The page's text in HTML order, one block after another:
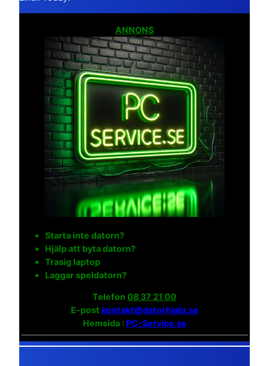
ANNONS
Starta inte datorn?
Hjälp att byta datorn?
Trasig laptop
Laggar speldatorn?
Telefon 08 37 21 00
E-post kontakt@datorhjalp.se
Hemsida : PC-Service.se